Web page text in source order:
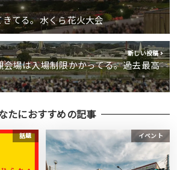
てる。水くら花火大会
新しい投稿
会場は入場制限かかってる。過去最高
たにおすすめの記事
話題 イベント